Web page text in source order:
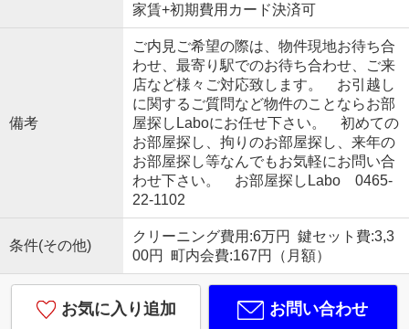
家賃+初期費用カード決済可
備考
ご内見ご希望の際は、物件現地お待ち合
わせ、最寄り駅でのお待ち合わせ、ご来
店など様々ご対応致します。 お引越し
に関するご質問など物件のことならお部
屋探しLaboにお任せ下さい。 初めての
お部屋探し、拘りのお部屋探し、来年の
お部屋探し等なんでもお気軽にお問い合
わせ下さい。 お部屋探しLabo 0465-
22-1102
条件(その他)
クリーニング費用:6万円 鍵セット費:3,3
00円 町内会費:167円（月額）
お気に入り追加 お問い合わせ